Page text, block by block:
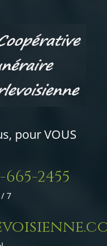
pour VOUS
2455
7